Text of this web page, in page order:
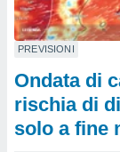
PREVISIONI
Ondata di
rischia di
solo a fine